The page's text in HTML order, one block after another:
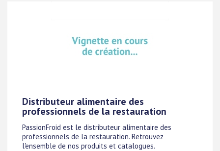
Distributeur alimentaire des
professionnels de la restauration
PassionFroid est le distributeur alimentaire des
professionnels de la restauration. Retrouvez
l'ensemble de nos produits et catalogues.